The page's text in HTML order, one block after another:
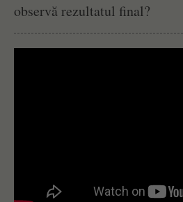
observă rezultatul final?